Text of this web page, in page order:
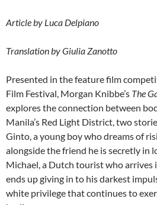
Article by Luca Delpiano
Translation by Giulia Zanotto
Presented in the feature film
Film Festival, Morgan Knibbe’s The
explores the connection between
Manila’s Red Light District, two
Ginto, a young boy who dreams of
alongside the friend he is secretly in
Michael, a Dutch tourist who arrives
ends up giving in to his darkest
white privilege that continues to